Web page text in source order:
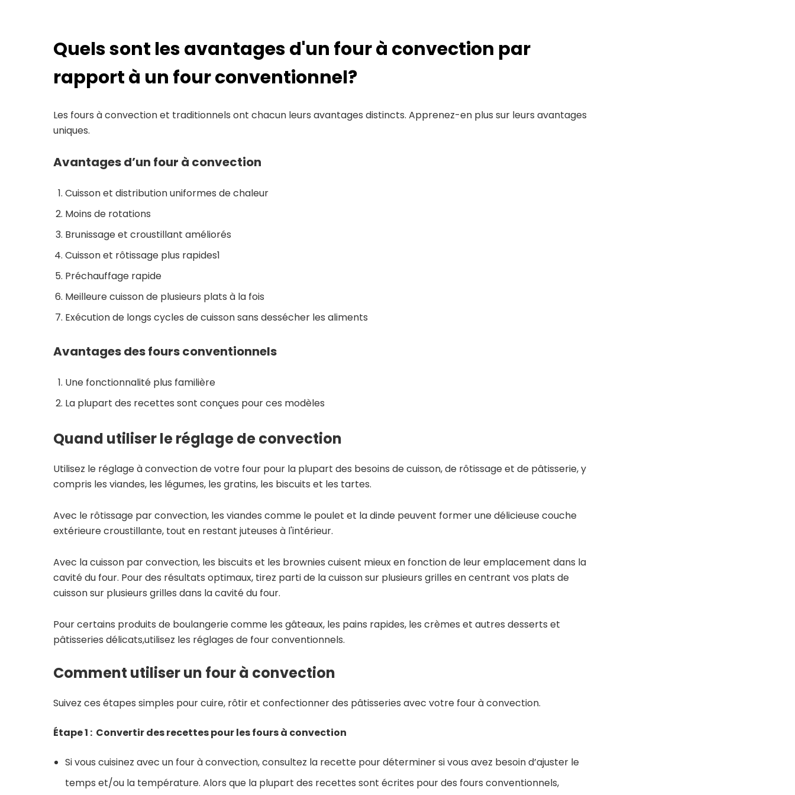
Quels sont les avantages d'un four à convection par
rapport à un four conventionnel?
Les fours à convection et traditionnels ont chacun leurs avantages distincts. Apprenez-en plus sur leurs avantages
uniques.
Avantages d’un four à convection
Cuisson et distribution uniformes de chaleur
Moins de rotations
Brunissage et croustillant améliorés
Cuisson et rôtissage plus rapides1
Préchauffage rapide
Meilleure cuisson de plusieurs plats à la fois
Exécution de longs cycles de cuisson sans dessécher les aliments
Avantages des fours conventionnels
Une fonctionnalité plus familière
La plupart des recettes sont conçues pour ces modèles
Quand utiliser le réglage de convection
Utilisez le réglage à convection de votre four pour la plupart des besoins de cuisson, de rôtissage et de pâtisserie, y
compris les viandes, les légumes, les gratins, les biscuits et les tartes.
Avec le rôtissage par convection, les viandes comme le poulet et la dinde peuvent former une délicieuse couche
extérieure croustillante, tout en restant juteuses à l'intérieur.
Avec la cuisson par convection, les biscuits et les brownies cuisent mieux en fonction de leur emplacement dans la
cavité du four. Pour des résultats optimaux, tirez parti de la cuisson sur plusieurs grilles en centrant vos plats de
cuisson sur plusieurs grilles dans la cavité du four.
Pour certains produits de boulangerie comme les gâteaux, les pains rapides, les crèmes et autres desserts et
pâtisseries délicats,utilisez les réglages de four conventionnels.
Comment utiliser un four à convection
Suivez ces étapes simples pour cuire, rôtir et confectionner des pâtisseries avec votre four à convection.
Étape 1 : Convertir des recettes pour les fours à convection
Si vous cuisinez avec un four à convection, consultez la recette pour déterminer si vous avez besoin d’ajuster le
temps et/ou la température. Alors que la plupart des recettes sont écrites pour des fours conventionnels,